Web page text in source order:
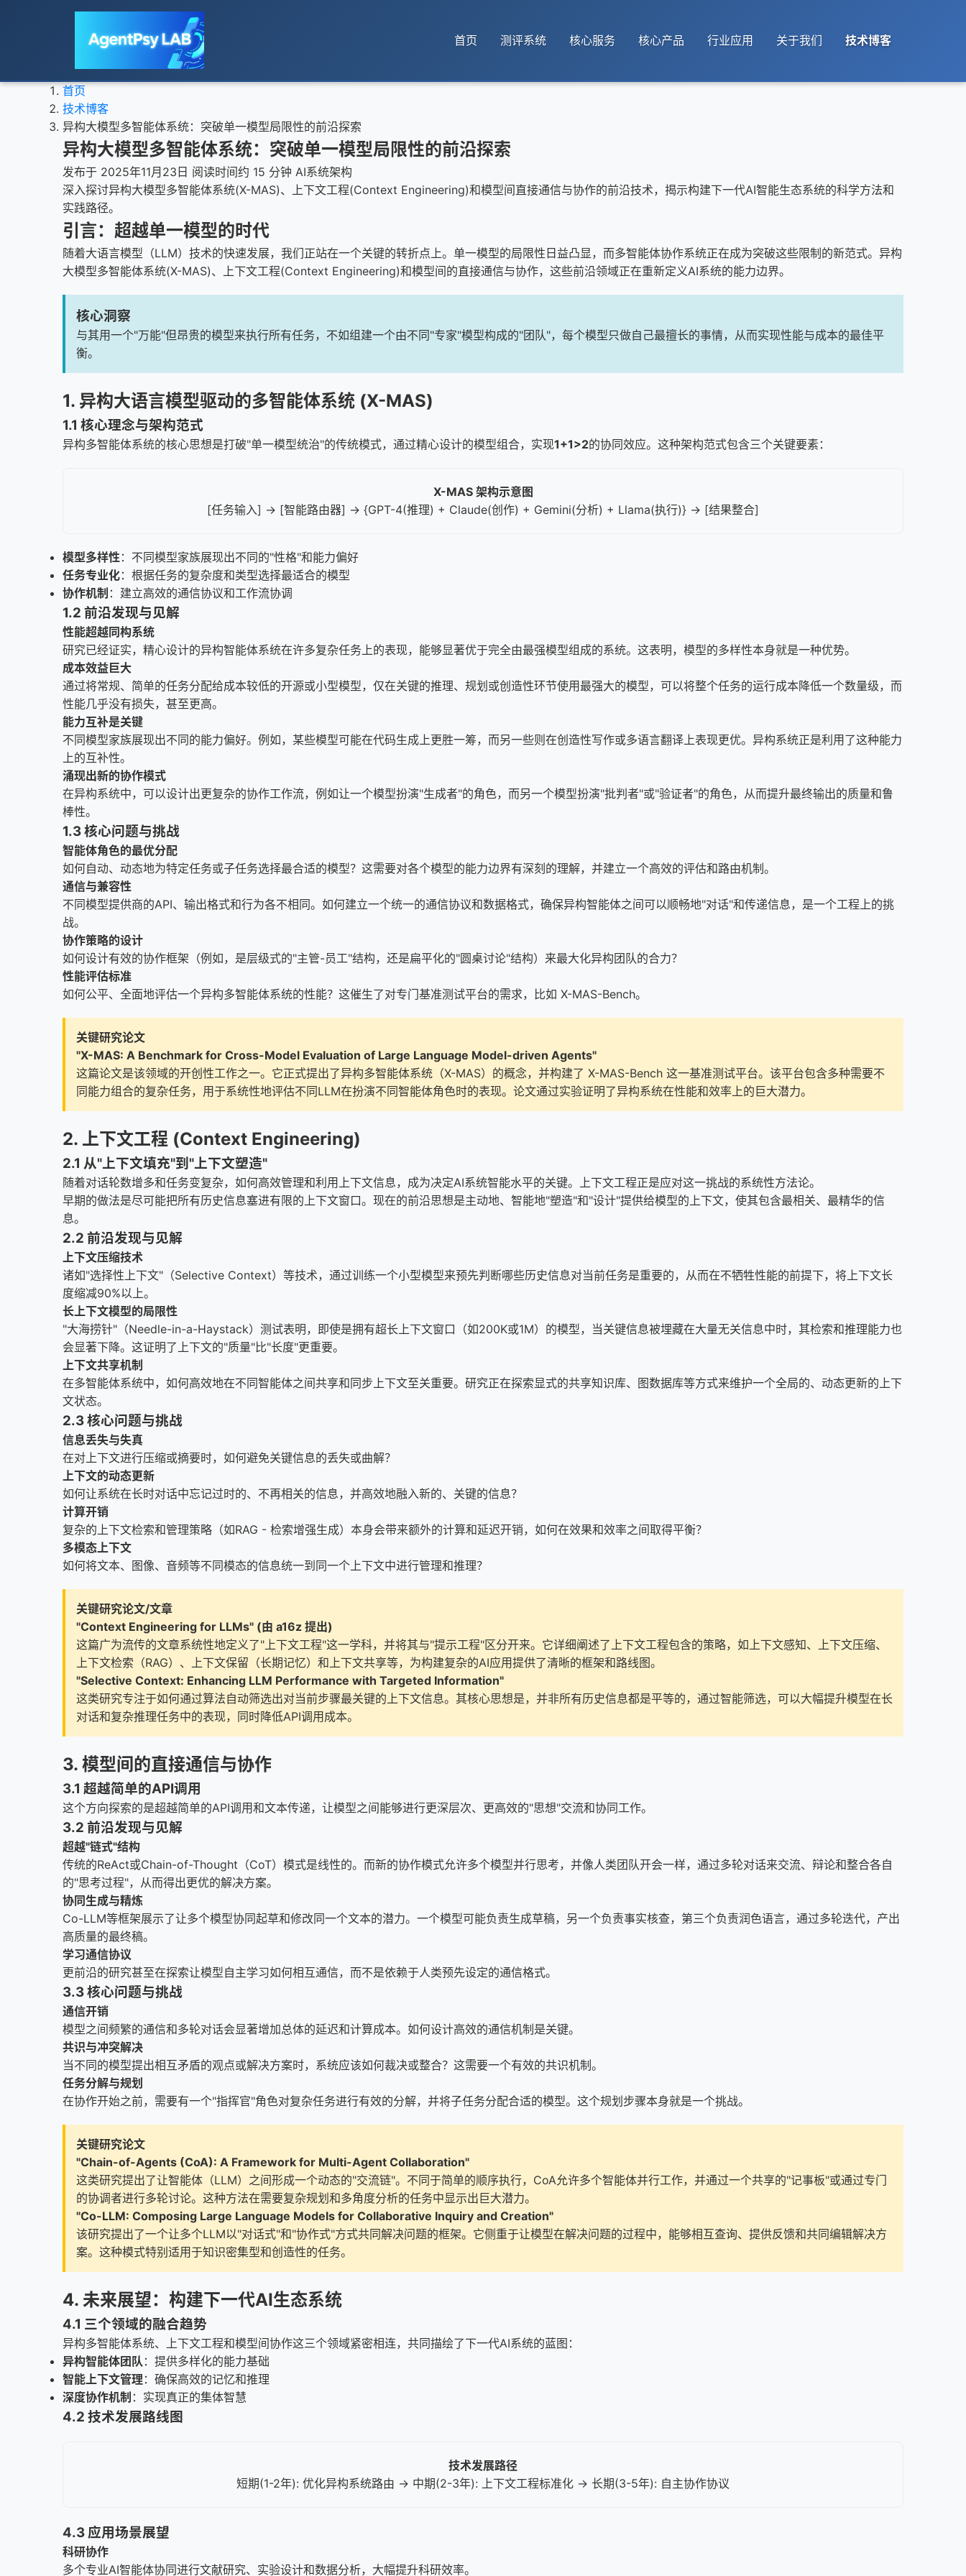
首页 测评系统 核心服务 核心产品 行业应用 关于我们 技术博客
首页
技术博客
异构大模型多智能体系统：突破单一模型局限性的前沿探索
异构大模型多智能体系统：突破单一模型局限性的前沿探索
发布于 2025年11月23日 阅读时间约 15 分钟 AI系统架构
深入探讨异构大模型多智能体系统(X-MAS)、上下文工程(Context Engineering)和模型间直接通信与协作的前沿技术，揭示构建下一代AI智能生态系统的科学方法和
实践路径。
引言：超越单一模型的时代
随着大语言模型（LLM）技术的快速发展，我们正站在一个关键的转折点上。单一模型的局限性日益凸显，而多智能体协作系统正在成为突破这些限制的新范式。异构
大模型多智能体系统(X-MAS)、上下文工程(Context Engineering)和模型间的直接通信与协作，这些前沿领域正在重新定义AI系统的能力边界。
核心洞察
与其用一个"万能"但昂贵的模型来执行所有任务，不如组建一个由不同"专家"模型构成的"团队"，每个模型只做自己最擅长的事情，从而实现性能与成本的最佳平
衡。
1. 异构大语言模型驱动的多智能体系统 (X-MAS)
1.1 核心理念与架构范式
异构多智能体系统的核心思想是打破"单一模型统治"的传统模式，通过精心设计的模型组合，实现1+1>2的协同效应。这种架构范式包含三个关键要素：
X-MAS 架构示意图
[任务输入] → [智能路由器] → {GPT-4(推理) + Claude(创作) + Gemini(分析) + Llama(执行)} → [结果整合]
模型多样性：不同模型家族展现出不同的"性格"和能力偏好
任务专业化：根据任务的复杂度和类型选择最适合的模型
协作机制 ：建立高效的通信协议和工作流协调
1.2 前沿发现与见解
性能超越同构系统
研究已经证实，精心设计的异构智能体系统在许多复杂任务上的表现，能够显著优于完全由最强模型组成的系统。这表明，模型的多样性本身就是一种优势。
成本效益巨大
通过将常规、简单的任务分配给成本较低的开源或小型模型，仅在关键的推理、规划或创造性环节使用最强大的模型，可以将整个任务的运行成本降低一个数量级，而
性能几乎没有损失，甚至更高。
能力互补是关键
不同模型家族展现出不同的能力偏好。例如，某些模型可能在代码生成上更胜一筹，而另一些则在创造性写作或多语言翻译上表现更优。异构系统正是利用了这种能力
上的互补性。
涌现出新的协作模式
在异构系统中，可以设计出更复杂的协作工作流，例如让一个模型扮演"生成者"的角色，而另一个模型扮演"批判者"或"验证者"的角色，从而提升最终输出的质量和鲁
棒性。
1.3 核心问题与挑战
智能体角色的最优分配
如何自动、动态地为特定任务或子任务选择最合适的模型？这需要对各个模型的能力边界有深刻的理解，并建立一个高效的评估和路由机制。
通信与兼容性
不同模型提供商的API、输出格式和行为各不相同。如何建立一个统一的通信协议和数据格式，确保异构智能体之间可以顺畅地"对话"和传递信息，是一个工程上的挑
战。
协作策略的设计
如何设计有效的协作框架（例如，是层级式的"主管-员工"结构，还是扁平化的"圆桌讨论"结构）来最大化异构团队的合力？
性能评估标准
如何公平、全面地评估一个异构多智能体系统的性能？这催生了对专门基准测试平台的需求，比如 X-MAS-Bench。
关键研究论文
"X-MAS: A Benchmark for Cross-Model Evaluation of Large Language Model-driven Agents"
这篇论文是该领域的开创性工作之一。它正式提出了异构多智能体系统（X-MAS）的概念，并构建了 X-MAS-Bench 这一基准测试平台。该平台包含多种需要不
同能力组合的复杂任务，用于系统性地评估不同LLM在扮演不同智能体角色时的表现。论文通过实验证明了异构系统在性能和效率上的巨大潜力。
2. 上下文工程 (Context Engineering)
2.1 从"上下文填充"到"上下文塑造"
随着对话轮数增多和任务变复杂，如何高效管理和利用上下文信息，成为决定AI系统智能水平的关键。上下文工程正是应对这一挑战的系统性方法论。
早期的做法是尽可能把所有历史信息塞进有限的上下文窗口。现在的前沿思想是主动地、智能地"塑造"和"设计"提供给模型的上下文，使其包含最相关、最精华的信
息。
2.2 前沿发现与见解
上下文压缩技术
诸如"选择性上下文"（Selective Context）等技术，通过训练一个小型模型来预先判断哪些历史信息对当前任务是重要的，从而在不牺牲性能的前提下，将上下文长
度缩减90%以上。
长上下文模型的局限性
"大海捞针"（Needle-in-a-Haystack）测试表明，即使是拥有超长上下文窗口（如200K或1M）的模型，当关键信息被埋藏在大量无关信息中时，其检索和推理能力也
会显著下降。这证明了上下文的"质量"比"长度"更重要。
上下文共享机制
在多智能体系统中，如何高效地在不同智能体之间共享和同步上下文至关重要。研究正在探索显式的共享知识库、图数据库等方式来维护一个全局的、动态更新的上下
文状态。
2.3 核心问题与挑战
信息丢失与失真
在对上下文进行压缩或摘要时，如何避免关键信息的丢失或曲解？
上下文的动态更新
如何让系统在长时对话中忘记过时的、不再相关的信息，并高效地融入新的、关键的信息？
计算开销
复杂的上下文检索和管理策略（如RAG - 检索增强生成）本身会带来额外的计算和延迟开销，如何在效果和效率之间取得平衡？
多模态上下文
如何将文本、图像、音频等不同模态的信息统一到同一个上下文中进行管理和推理？
关键研究论文/文章
"Context Engineering for LLMs" (由 a16z 提出)
这篇广为流传的文章系统性地定义了"上下文工程"这一学科，并将其与"提示工程"区分开来。它详细阐述了上下文工程包含的策略，如上下文感知、上下文压缩、
上下文检索（RAG）、上下文保留（长期记忆）和上下文共享等，为构建复杂的AI应用提供了清晰的框架和路线图。
"Selective Context: Enhancing LLM Performance with Targeted Information"
这类研究专注于如何通过算法自动筛选出对当前步骤最关键的上下文信息。其核心思想是，并非所有历史信息都是平等的，通过智能筛选，可以大幅提升模型在长
对话和复杂推理任务中的表现，同时降低API调用成本。
3. 模型间的直接通信与协作
3.1 超越简单的API调用
这个方向探索的是超越简单的API调用和文本传递，让模型之间能够进行更深层次、更高效的"思想"交流和协同工作。
3.2 前沿发现与见解
超越"链式"结构
传统的ReAct或Chain-of-Thought（CoT）模式是线性的。而新的协作模式允许多个模型并行思考，并像人类团队开会一样，通过多轮对话来交流、辩论和整合各自
的"思考过程"，从而得出更优的解决方案。
协同生成与精炼
Co-LLM等框架展示了让多个模型协同起草和修改同一个文本的潜力。一个模型可能负责生成草稿，另一个负责事实核查，第三个负责润色语言，通过多轮迭代，产出
高质量的最终稿。
学习通信协议
更前沿的研究甚至在探索让模型自主学习如何相互通信，而不是依赖于人类预先设定的通信格式。
3.3 核心问题与挑战
通信开销
模型之间频繁的通信和多轮对话会显著增加总体的延迟和计算成本。如何设计高效的通信机制是关键。
共识与冲突解决
当不同的模型提出相互矛盾的观点或解决方案时，系统应该如何裁决或整合？这需要一个有效的共识机制。
任务分解与规划
在协作开始之前，需要有一个"指挥官"角色对复杂任务进行有效的分解，并将子任务分配合适的模型。这个规划步骤本身就是一个挑战。
关键研究论文
"Chain-of-Agents (CoA): A Framework for Multi-Agent Collaboration"
这类研究提出了让智能体（LLM）之间形成一个动态的"交流链"。不同于简单的顺序执行，CoA允许多个智能体并行工作，并通过一个共享的"记事板"或通过专门
的协调者进行多轮讨论。这种方法在需要复杂规划和多角度分析的任务中显示出巨大潜力。
"Co-LLM: Composing Large Language Models for Collaborative Inquiry and Creation"
该研究提出了一个让多个LLM以"对话式"和"协作式"方式共同解决问题的框架。它侧重于让模型在解决问题的过程中，能够相互查询、提供反馈和共同编辑解决方
案。这种模式特别适用于知识密集型和创造性的任务。
4. 未来展望：构建下一代AI生态系统
4.1 三个领域的融合趋势
异构多智能体系统、上下文工程和模型间协作这三个领域紧密相连，共同描绘了下一代AI系统的蓝图：
异构智能体团队 ：提供多样化的能力基础
智能上下文管理 ：确保高效的记忆和推理
深度协作机制 ：实现真正的集体智慧
4.2 技术发展路线图
技术发展路径
短期(1-2年): 优化异构系统路由 → 中期(2-3年): 上下文工程标准化 → 长期(3-5年): 自主协作协议
4.3 应用场景展望
科研协作
多个专业AI智能体协同进行文献研究、实验设计和数据分析，大幅提升科研效率。